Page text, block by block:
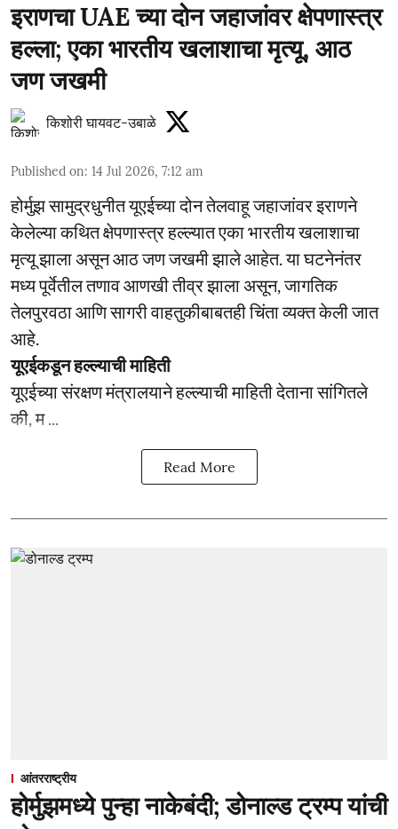
इराणचा UAE च्या दोन जहाजांवर क्षेपणास्त्र
हल्ला; एका भारतीय खलाशाचा मृत्यू, आठ
जण जखमी
किशोरी घायवट-उबाळे
Published on: 14 Jul 2026, 7:12 am
होर्मुझ सामुद्रधुनीत यूएईच्या दोन तेलवाहू जहाजांवर इराणने
केलेल्या कथित क्षेपणास्त्र हल्ल्यात एका भारतीय खलाशाचा
मृत्यू झाला असून आठ जण जखमी झाले आहेत. या घटनेनंतर
मध्य पूर्वेतील तणाव आणखी तीव्र झाला असून, जागतिक
तेलपुरवठा आणि सागरी वाहतुकीबाबतही चिंता व्यक्त केली जात
आहे.
यूएईकडून हल्ल्याची माहिती
यूएईच्या संरक्षण मंत्रालयाने हल्ल्याची माहिती देताना सांगितले
की, म ...
Read More
आंतरराष्ट्रीय
होर्मुझमध्ये पुन्हा नाकेबंदी; डोनाल्ड ट्रम्प यांची